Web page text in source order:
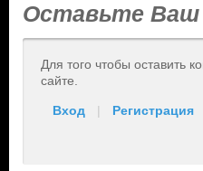
Оставьте Ваш
Для того чтобы оставить
сайте.
Вход | Регистрация